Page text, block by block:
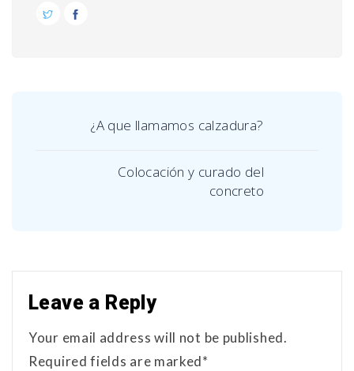
¿A que llamamos calzadura?
Colocación y curado del
concreto
Leave a Reply
Your email address will not be published.
Required fields are marked*